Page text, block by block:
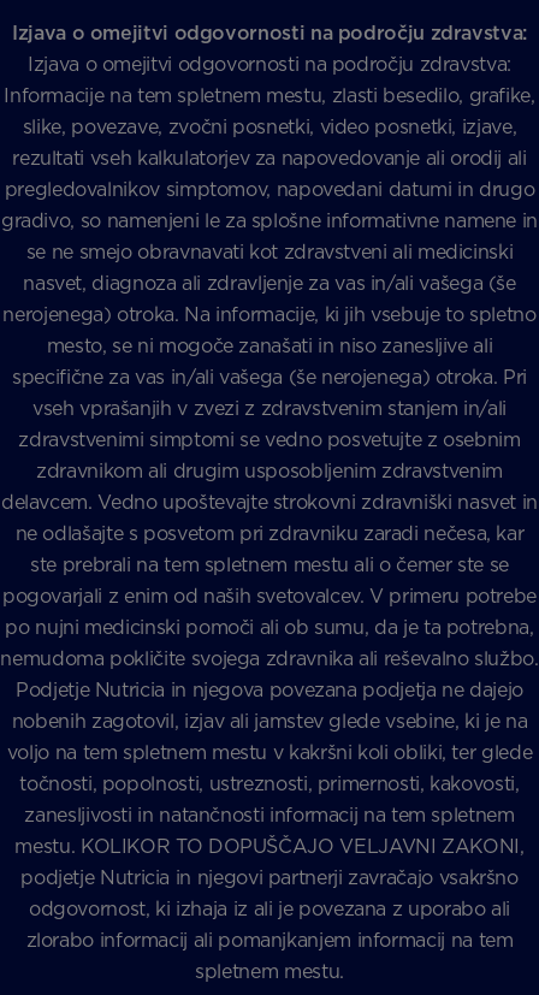
Izjava o omejitvi odgovornosti na področju zdravstva:
Izjava o omejitvi odgovornosti na področju zdravstva:
Informacije na tem spletnem mestu, zlasti besedilo, grafike,
slike, povezave, zvočni posnetki, video posnetki, izjave,
rezultati vseh kalkulatorjev za napovedovanje ali orodij ali
pregledovalnikov simptomov, napovedani datumi in drugo
gradivo, so namenjeni le za splošne informativne namene in
se ne smejo obravnavati kot zdravstveni ali medicinski
nasvet, diagnoza ali zdravljenje za vas in/ali vašega (še
nerojenega) otroka. Na informacije, ki jih vsebuje to spletno
mesto, se ni mogoče zanašati in niso zanesljive ali
specifične za vas in/ali vašega (še nerojenega) otroka. Pri
vseh vprašanjih v zvezi z zdravstvenim stanjem in/ali
zdravstvenimi simptomi se vedno posvetujte z osebnim
zdravnikom ali drugim usposobljenim zdravstvenim
delavcem. Vedno upoštevajte strokovni zdravniški nasvet in
ne odlašajte s posvetom pri zdravniku zaradi nečesa, kar
ste prebrali na tem spletnem mestu ali o čemer ste se
pogovarjali z enim od naših svetovalcev. V primeru potrebe
po nujni medicinski pomoči ali ob sumu, da je ta potrebna,
nemudoma pokličite svojega zdravnika ali reševalno službo.
Podjetje Nutricia in njegova povezana podjetja ne dajejo
nobenih zagotovil, izjav ali jamstev glede vsebine, ki je na
voljo na tem spletnem mestu v kakršni koli obliki, ter glede
točnosti, popolnosti, ustreznosti, primernosti, kakovosti,
zanesljivosti in natančnosti informacij na tem spletnem
mestu. KOLIKOR TO DOPUŠČAJO VELJAVNI ZAKONI,
podjetje Nutricia in njegovi partnerji zavračajo vsakršno
odgovornost, ki izhaja iz ali je povezana z uporabo ali
zlorabo informacij ali pomanjkanjem informacij na tem
spletnem mestu.